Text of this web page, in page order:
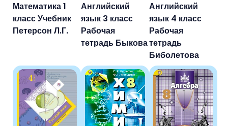
Математика 1
класс Учебник
Петерсон Л.Г.
Английский
язык 3 класс
Рабочая
тетрадь Быкова
Английский
язык 4 класс
Рабочая
тетрадь
Биболетова